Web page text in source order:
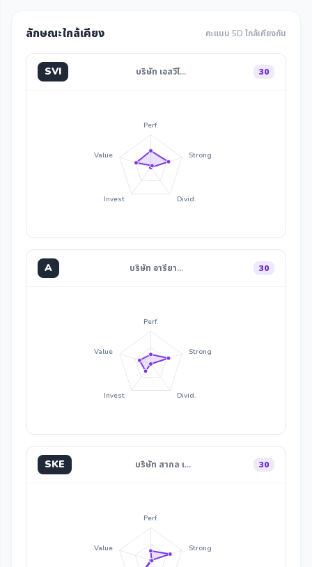
ลักษณะใกล้เคียง คะแนน 5D ใกล้เคียงกัน
SVI บริษัท เอสวีไ… 30
Perf.
Strong
Divid.
Invest
Value
A บริษัท อารียา… 30
Perf.
Strong
Divid.
Invest
Value
SKE บริษัท สากล เ… 30
Perf.
Strong
Value